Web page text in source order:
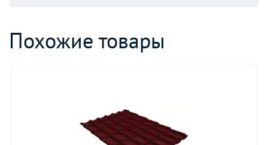
Похожие товары